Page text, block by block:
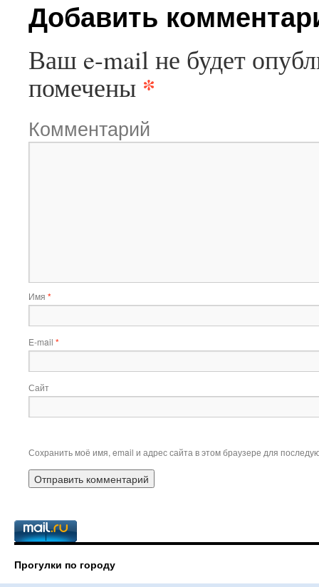
Добавить
Ваш e-mail не будет
помечены *
Комментарий
Имя *
E-mail *
Сайт
Сохранить моё имя, email и адрес сайта в этом браузере для
Прогулки по городу